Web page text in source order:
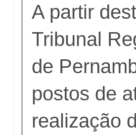
A partir
Tribunal
de
postos de
realização